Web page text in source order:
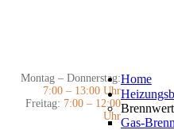
Montag – Donnerstag:
7:00 – 13:00 Uhr
Freitag: 7:00 – 12:00
Uhr
Home
Gas-